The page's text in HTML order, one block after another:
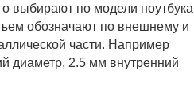
выбирают по модели ноутбука
обозначают по внешнему и
части. Например
диаметр, 2.5 мм внутренний